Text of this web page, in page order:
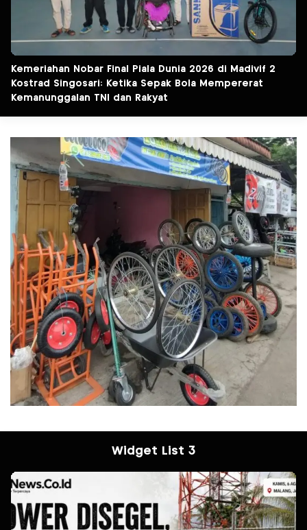
Kemeriahan Nobar Final Piala Dunia 2026 di Madivif 2
Kostrad Singosari: Ketika Sepak Bola Mempererat
Kemanunggalan TNI dan Rakyat
Widget List 3